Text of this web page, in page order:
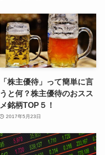
「株主優待」って簡単に言
うと何？株主優待のおスス
メ銘柄TOP５！
2017年5月23日